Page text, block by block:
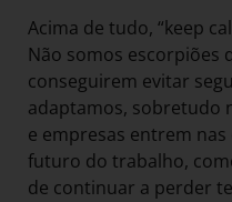
Acima de tudo, “keep
Não somos escorpiões
conseguirem evitar
adaptamos, sobretudo
e empresas entrem
futuro do trabalho,
de continuar a perder